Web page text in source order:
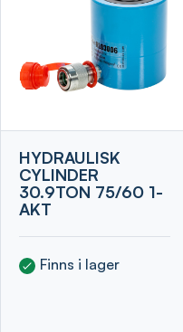
HYDRAULISK
CYLINDER
30.9TON 75/60 1-
AKT
Finns i lager